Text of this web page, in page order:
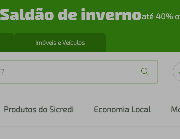
Saldão de invernoaté 40%
Imóveis e Veículos
Produtos do Sicredi Economia Local